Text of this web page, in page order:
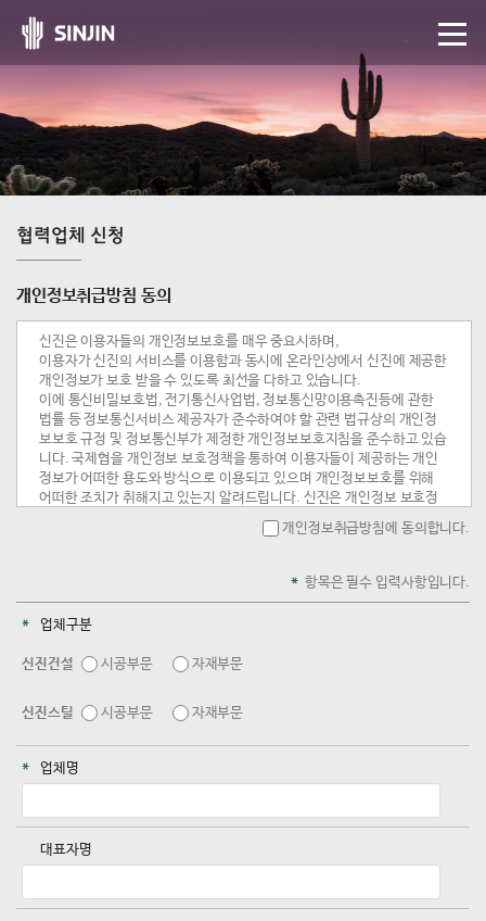
협력업체 신청
개인정보취급방침 동의
개인정보취급방침에 동의합니다.
항목은 필수 입력사항입니다.
업체구분
신진건설 시공부문 자재부문
신진스틸 시공부문 자재부문
업체명
대표자명